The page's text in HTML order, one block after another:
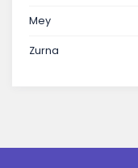
Mey
Zurna